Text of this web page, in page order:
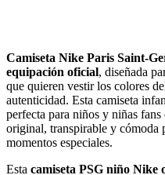
Camiseta Nike Paris Saint-
equipación oficial, diseñada
que quieren vestir los colores
autenticidad. Esta camiseta
perfecta para niños y niñas
original, transpirable y cómoda
momentos especiales.
Esta camiseta PSG niño Nike